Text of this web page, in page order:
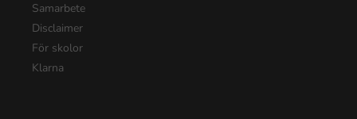
Samarbete
Disclaimer
För skolor
Klarna